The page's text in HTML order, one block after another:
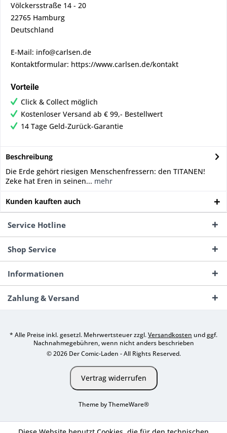
Völckersstraße 14 - 20
22765 Hamburg
Deutschland
E-Mail: info@carlsen.de
Kontaktformular: https://www.carlsen.de/kontakt
Vorteile
Click & Collect möglich
Kostenloser Versand ab € 99,- Bestellwert
14 Tage Geld-Zurück-Garantie
Beschreibung
Die Erde gehört riesigen Menschenfressern: den TITANEN!
Zeke hat Eren in seinen... mehr
Kunden kauften auch
Service Hotline
Shop Service
Informationen
Zahlung & Versand
* Alle Preise inkl. gesetzl. Mehrwertsteuer zzgl.Versandkosten und ggf.
Nachnahmegebühren, wenn nicht anders beschrieben
© 2026 Der Comic-Laden - All Rights Reserved.
Vertrag widerrufen
Theme byThemeWare®